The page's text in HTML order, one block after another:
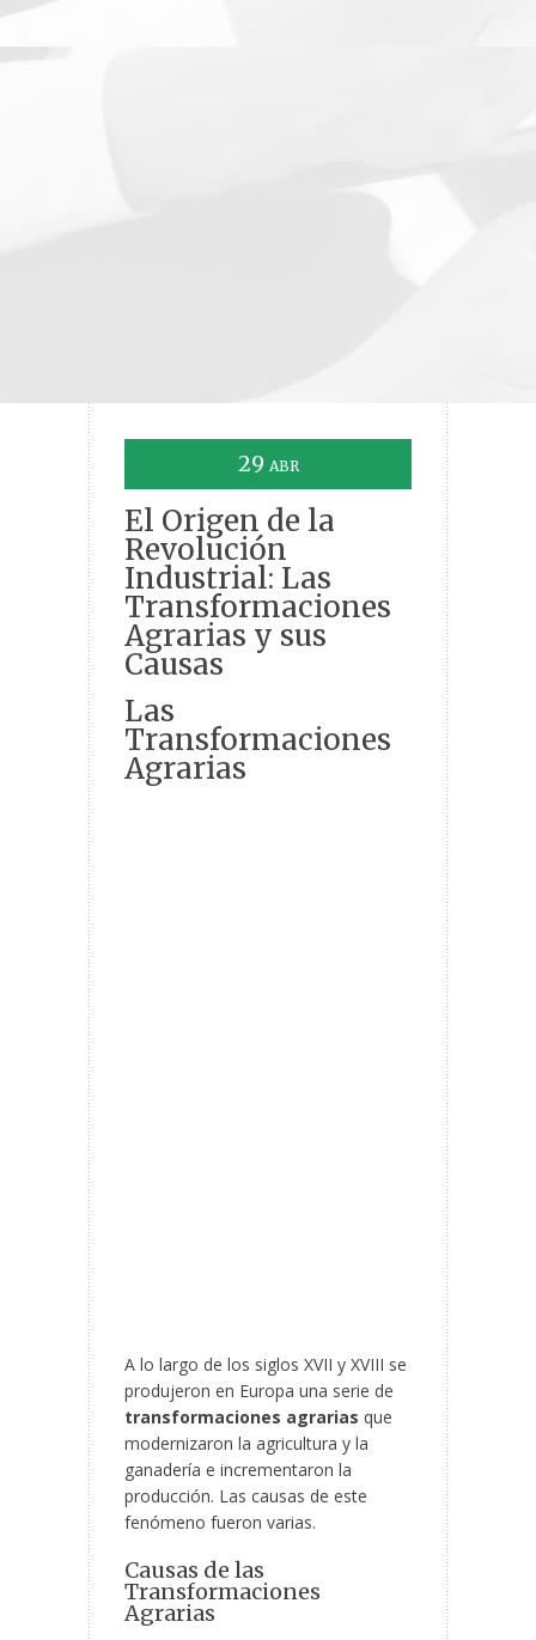
29 ABR
El Origen de la
Revolución
Industrial: Las
Transformaciones
Agrarias y sus
Causas
Las
Transformaciones
Agrarias
A lo largo de los siglos XVII y XVIII se
produjeron en Europa una serie de
transformaciones agrarias que
modernizaron la agricultura y la
ganadería e incrementaron la
producción. Las causas de este
fenómeno fueron varias.
Causas de las
Transformaciones
Agrarias